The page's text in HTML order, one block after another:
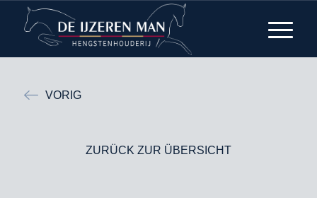
VORIG
ZURÜCK ZUR ÜBERSICHT